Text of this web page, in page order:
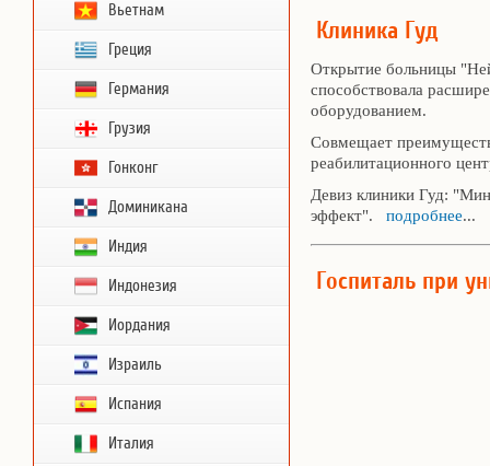
Вьетнам
Греция
Германия
Грузия
Гонконг
Доминикана
Индия
Индонезия
Иордания
Израиль
Испания
Италия
Клиника Гуд
Открытие больницы
способствовала
оборудованием.
Совмещает
реабилитационного
Девиз клиники Гуд:
эффект". подробнее...
Госпиталь при